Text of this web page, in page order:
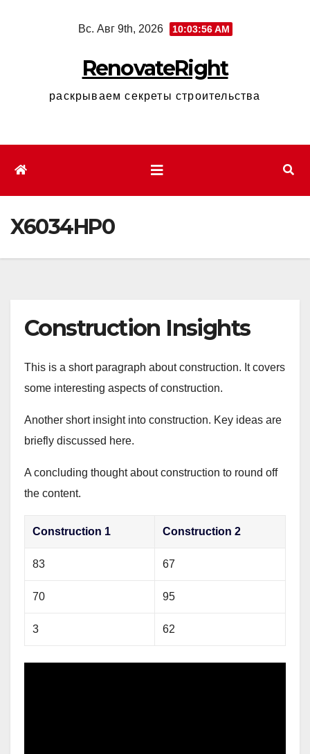
Вс. Авг 9th, 2026 10:03:57 AM
RenovateRight
раскрываем секреты строительства
X6034HP0
Construction Insights
This is a short paragraph about construction. It covers
some interesting aspects of construction.
Another short insight into construction. Key ideas are
briefly discussed here.
A concluding thought about construction to round off
the content.
Construction 1 Construction 2
83 67
70 95
3 62